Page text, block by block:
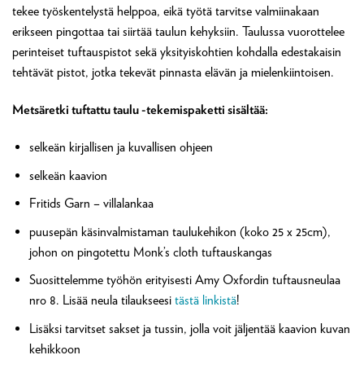
tekee työskentelystä helppoa, eikä työtä tarvitse valmiinakaan
erikseen pingottaa tai siirtää taulun kehyksiin. Taulussa vuorottelee
perinteiset tuftauspistot sekä yksityiskohtien kohdalla edestakaisin
tehtävät pistot, jotka tekevät pinnasta elävän ja mielenkiintoisen.
Metsäretki tuftattu taulu -tekemispaketti sisältää:
selkeän kirjallisen ja kuvallisen ohjeen
selkeän kaavion
Fritids Garn – villalankaa
puusepän käsinvalmistaman taulukehikon (koko 25 x 25cm),
johon on pingotettu Monk’s cloth tuftauskangas
Suosittelemme työhön erityisesti Amy Oxfordin tuftausneulaa
nro 8. Lisää neula tilaukseesitästä linkistä!
Lisäksi tarvitset sakset ja tussin, jolla voit jäljentää kaavion kuvan
kehikkoon